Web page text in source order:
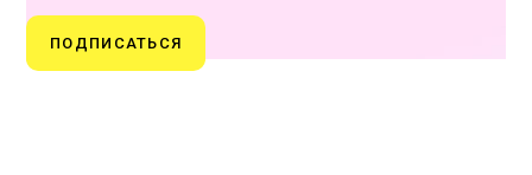
ПОДПИСАТЬСЯ